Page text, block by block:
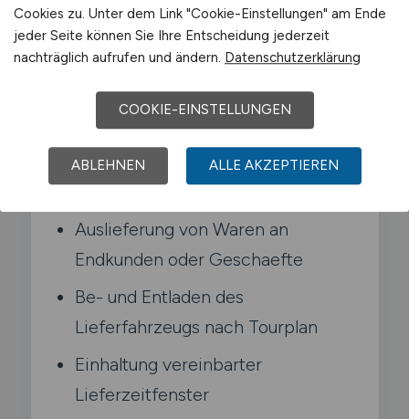
dein Fahrzeug selbst. arbeitest
Zustellrouten ab und bist haeufig an festen
Kunden orientiert.
Typische Aufgaben in Meiningen
Auslieferung von Waren an
Endkunden oder Geschaefte
Be- und Entladen des
Lieferfahrzeugs nach Tourplan
Einhaltung vereinbarter
Lieferzeitfenster
Cookies zu. Unter dem Link "Cookie-Einstellungen" am Ende
jeder Seite können Sie Ihre Entscheidung jederzeit
nachträglich aufrufen und ändern. Datenschutzerklärung
COOKIE-EINSTELLUNGEN
ABLEHNEN ALLE AKZEPTIEREN